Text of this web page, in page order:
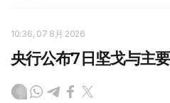
10:36, 07 8月 2026
央行公布7日坚戈与主